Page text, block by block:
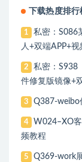
下载热度排行
1
私密：S086
人+双端APP+视
2
私密：S938
件修复版镜像+
3 Q387-weibo
4
W024–XO
频教程
5 Q369-work